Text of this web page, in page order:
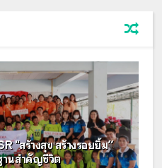
"สร้างสุข สร้างรอยยิ้ม”
านสำคัญชีวิต